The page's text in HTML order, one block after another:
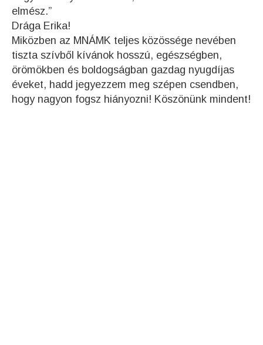
elmész.”
Drága Erika!
Miközben az MNÁMK teljes közössége nevében
tiszta szívből kívánok hosszú, egészségben,
örömökben és boldogságban gazdag nyugdíjas
éveket, hadd jegyezzem meg szépen csendben,
hogy nagyon fogsz hiányozni! Köszönünk mindent!